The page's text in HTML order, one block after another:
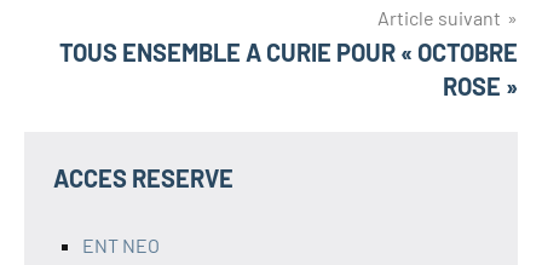
Article suivant
TOUS ENSEMBLE A CURIE POUR « OCTOBRE
ROSE »
ACCES RESERVE
ENT NEO